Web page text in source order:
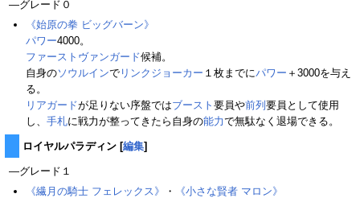
―グレード０
《始原の拳 ビッグバーン》
パワー4000。
ファーストヴァンガード候補。
自身のソウルインで リンクジョーカー １枚までにパワー ＋3000を与え
る。
リアガードが足りない序盤ではブースト 要員や前列 要員として使用
し、 手札に戦力が整ってきたら自身の能力で無駄なく退場できる。
ロイヤルパラディン [編集]
―グレード１
《繊月の騎士 フェレックス》
・
《小さな賢者 マロン》